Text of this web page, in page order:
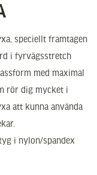
speciellt framtagen
i fyrvägsstretch
med maximal
rör dig mycket i
att kunna använda
i nylon/spandex